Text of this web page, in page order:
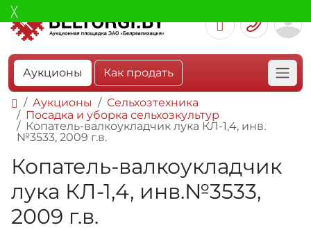
Аукционы Как продать
Аукционы
Сельхозтехника
Посадка и уборка сельхозкультур
Копатель-валкоукладчик лука КЛ-1,4, инв.
№3533, 2009 г.в.
Копатель-валкоукладчик
лука КЛ-1,4, инв.№3533,
2009 г.в.